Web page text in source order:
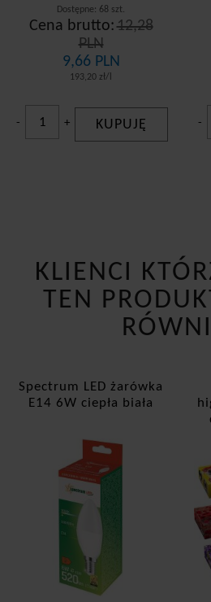
Dostępne: 68 szt.
Cena brutto: 12,28
PLN
9,66 PLN
193,20 zł/l
- + KUPUJĘ -
KLIENCI
TEN
Spectrum LED żarówka
E14 6W ciepła biała